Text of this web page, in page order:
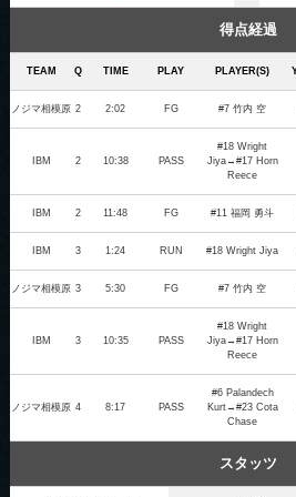
得点経過
TEAM Q TIME PLAY PLAYER(S)
ノジマ相模原 2 2:02 FG #7 竹内 空
IBM 2 10:38 PASS
#18 Wright
Jiya→#17 Horn
Reece
IBM 2 11:48 FG #11 福岡 勇斗
IBM 3 1:24 RUN #18 Wright Jiya
ノジマ相模原 3 5:30 FG #7 竹内 空
IBM 3 10:35 PASS
#18 Wright
Jiya→#17 Horn
Reece
ノジマ相模原 4 8:17 PASS
#6 Palandech
Kurt→#23 Cota
Chase
スタッツ